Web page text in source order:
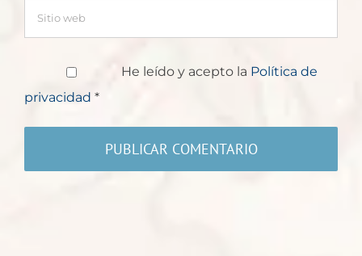
He leído y acepto la Política de
privacidad *